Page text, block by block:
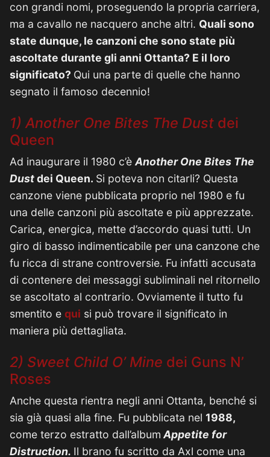
con grandi nomi, proseguendo la propria carriera,
ma a cavallo ne nacquero anche altri. Quali sono
state dunque, le canzoni che sono state più
ascoltate durante gli anni Ottanta? E il loro
significato? Qui una parte di quelle che hanno
segnato il famoso decennio!
1) Another One Bites The Dust dei
Queen
Ad inaugurare il 1980 c’è Another One Bites The
Dustdei Queen. Si poteva non citarli? Questa
canzone viene pubblicata proprio nel 1980 e fu
una delle canzoni più ascoltate e più apprezzate.
Carica, energica, mette d’accordo quasi tutti. Un
giro di basso indimenticabile per una canzone che
fu ricca di strane controversie. Fu infatti accusata
di contenere dei messaggi subliminali nel ritornello
se ascoltato al contrario. Ovviamente il tutto fu
smentito e qui si può trovare il significato in
maniera più dettagliata.
2) Sweet Child O’ Mine dei Guns N’
Roses
Anche questa rientra negli anni Ottanta, benché si
sia già quasi alla fine. Fu pubblicata nel 1988,
come terzo estratto dall’album Appetite for
Distruction. Il brano fu scritto da Axl come una